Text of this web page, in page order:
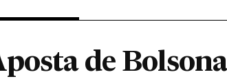
de